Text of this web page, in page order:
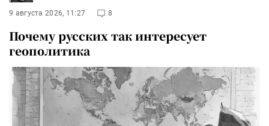
9 августа 2026, 11:27 8
Почему русских так интересует
геополитика